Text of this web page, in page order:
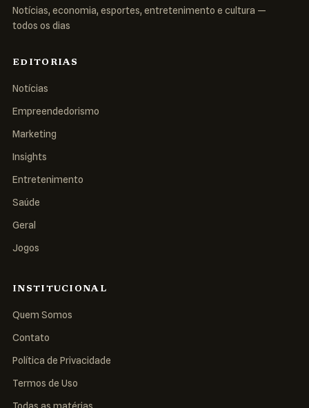
Notícias, economia, esportes, entretenimento e cultura —
todos os dias
EDITORIAS
Notícias
Empreendedorismo
Marketing
Insights
Entretenimento
Saúde
Geral
Jogos
INSTITUCIONAL
Quem Somos
Contato
Política de Privacidade
Termos de Uso